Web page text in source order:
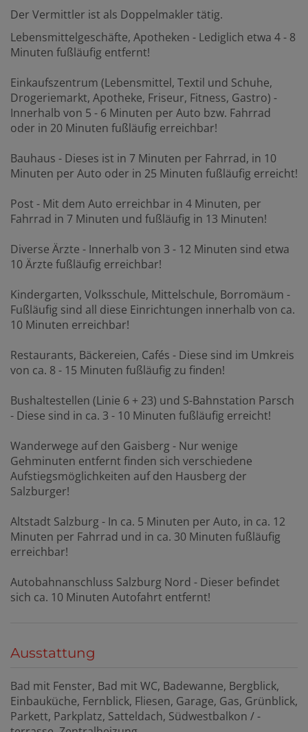
Der Vermittler ist als Doppelmakler tätig.
Lebensmittelgeschäfte, Apotheken - Lediglich etwa 4 - 8
Minuten fußläufig entfernt!
Einkaufszentrum (Lebensmittel, Textil und Schuhe,
Drogeriemarkt, Apotheke, Friseur, Fitness, Gastro) -
Innerhalb von 5 - 6 Minuten per Auto bzw. Fahrrad
oder in 20 Minuten fußläufig erreichbar!
Bauhaus - Dieses ist in 7 Minuten per Fahrrad, in 10
Minuten per Auto oder in 25 Minuten fußläufig erreicht!
Post - Mit dem Auto erreichbar in 4 Minuten, per
Fahrrad in 7 Minuten und fußläufig in 13 Minuten!
Diverse Ärzte - Innerhalb von 3 - 12 Minuten sind etwa
10 Ärzte fußläufig erreichbar!
Kindergarten, Volksschule, Mittelschule, Borromäum -
Fußläufig sind all diese Einrichtungen innerhalb von ca.
10 Minuten erreichbar!
Restaurants, Bäckereien, Cafés - Diese sind im Umkreis
von ca. 8 - 15 Minuten fußläufig zu finden!
Bushaltestellen (Linie 6 + 23) und S-Bahnstation Parsch
- Diese sind in ca. 3 - 10 Minuten fußläufig erreicht!
Wanderwege auf den Gaisberg - Nur wenige
Gehminuten entfernt finden sich verschiedene
Aufstiegsmöglichkeiten auf den Hausberg der
Salzburger!
Altstadt Salzburg - In ca. 5 Minuten per Auto, in ca. 12
Minuten per Fahrrad und in ca. 30 Minuten fußläufig
erreichbar!
Autobahnanschluss Salzburg Nord - Dieser befindet
sich ca. 10 Minuten Autofahrt entfernt!
Ausstattung
Bad mit Fenster Bad mit WC Badewanne Bergblick
Einbauküche Fernblick Fliesen Garage Gas Grünblick
Parkett Parkplatz Satteldach Südwestbalkon / -